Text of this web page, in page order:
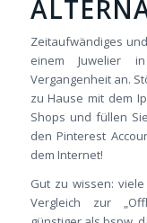
Zeitaufwändiges
einem Juwelier
Vergangenheit an.
zu Hause mit dem
Shops und füllen
den Pinterest
dem Internet!
Gut zu wissen:
Vergleich zur